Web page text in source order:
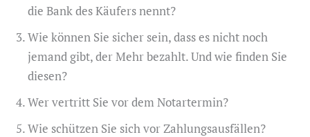
die Bank des Käufers nennt?
Wie können Sie sicher sein, dass es nicht noch
jemand gibt, der Mehr bezahlt. Und wie finden Sie
diesen?
Wer vertritt Sie vor dem Notartermin?
Wie schützen Sie sich vor Zahlungsausfällen?